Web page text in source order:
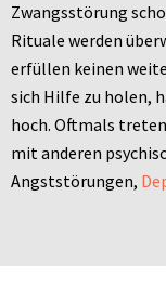
Zwangsstörung
Rituale werden
erfüllen keinen
sich Hilfe zu holen,
hoch. Oftmals
mit anderen
Angststörungen,